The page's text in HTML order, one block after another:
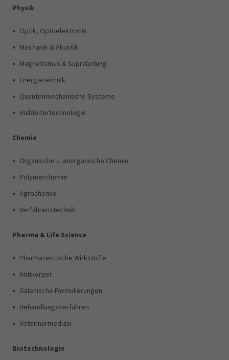
Physik
• Optik, Optoelektronik
• Mechanik & Akustik
• Magnetismus & Supraleitung
• Energietechnik
• Quantenmechanische Systeme
• Halbleitertechnologie
Chemie
• Organische u. anorganische Chemie
• Polymerchemie
• Agrochemie
• Verfahrenstechnik
Pharma & Life Science
• Pharmazeutische Wirkstoffe
• Antikörper
• Galenische Formulierungen
• Behandlungsverfahren
• Veterinärmedizin
Biotechnologie